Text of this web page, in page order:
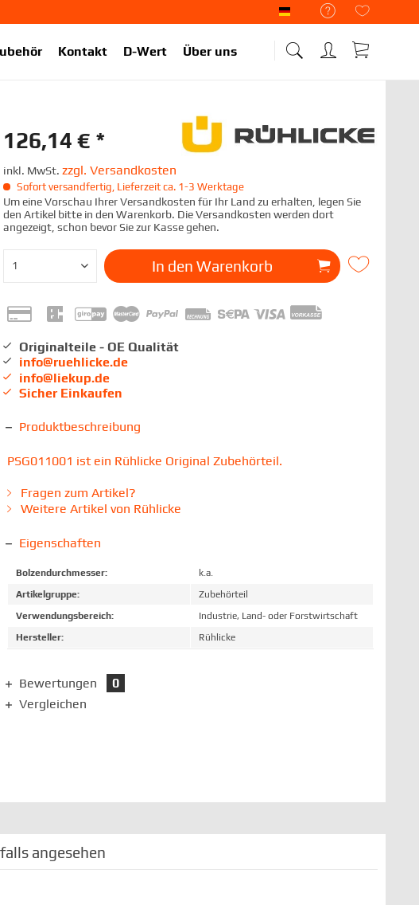
Liekup Deutsch
Kontakt D-Wert Über uns
126,14 € *
inkl. MwSt. zzgl. Versandkosten
Sofort versandfertig, Lieferzeit ca. 1-3 Werktage
Um eine Vorschau Ihrer Versandkosten für Ihr Land zu erhalten, legen Sie
den Artikel bitte in den Warenkorb. Die Versandkosten werden dort
angezeigt, schon bevor Sie zur Kasse gehen.
In den Warenkorb
Originalteile - OE Qualität
info@ruehlicke.de
info@liekup.de
Sicher Einkaufen
Produktbeschreibung
PSG011001 ist ein Rühlicke Original Zubehörteil.
Fragen zum Artikel?
Weitere Artikel von Rühlicke
Eigenschaften
Bolzendurchmesser:
k.a.
Artikelgruppe:
Zubehörteil
Verwendungsbereich:
Industrie, Land- oder Forstwirtschaft
Hersteller:
Rühlicke
Bewertungen
0
Vergleichen
angesehen